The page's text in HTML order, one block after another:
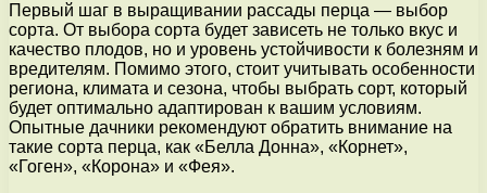
Первый шаг в выращивании рассады перца — выбор
сорта. От выбора сорта будет зависеть не только вкус и
качество плодов, но и уровень устойчивости к болезням и
вредителям. Помимо этого, стоит учитывать особенности
региона, климата и сезона, чтобы выбрать сорт, который
будет оптимально адаптирован к вашим условиям.
Опытные дачники рекомендуют обратить внимание на
такие сорта перца, как «Белла Донна», «Корнет»,
«Гоген», «Корона» и «Фея».